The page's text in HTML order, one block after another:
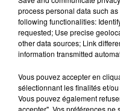
TITRES DIFFUSÉS
20h09
20h09
process personal data such
following functionalities:
requested; Use precise
other data sources; Link
information transmitted
Vous pouvez accepter en
sélectionnant les finalités et/
Vous pouvez également
accepter". Vos préférences